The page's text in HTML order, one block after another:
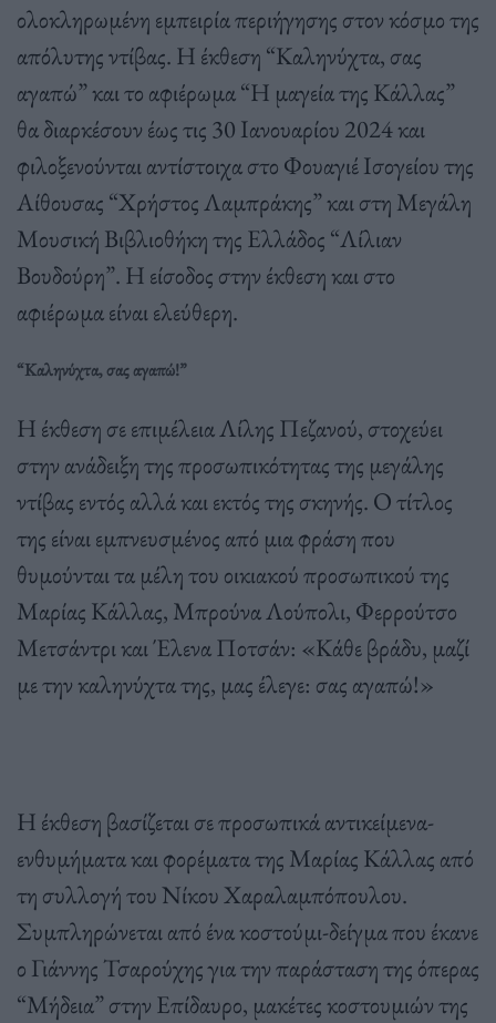
ολοκληρωμένη εμπειρία περιήγησης στον κόσμο της
απόλυτης ντίβας. Η έκθεση “Καληνύχτα, σας
αγαπώ” και το αφιέρωμα “Η μαγεία της Κάλλας”
θα διαρκέσουν έως τις 30 Ιανουαρίου 2024 και
φιλοξενούνται αντίστοιχα στο Φουαγιέ Ισογείου της
Αίθουσας “Χρήστος Λαμπράκης” και στη Μεγάλη
Μουσική Βιβλιοθήκη της Ελλάδος “Λίλιαν
Βουδούρη”. Η είσοδος στην έκθεση και στο
αφιέρωμα είναι ελεύθερη.
“Καληνύχτα, σας αγαπώ!”
Η έκθεση σε επιμέλεια Λίλης Πεζανού, στοχεύει
στην ανάδειξη της προσωπικότητας της μεγάλης
ντίβας εντός αλλά και εκτός της σκηνής. Ο τίτλος
της είναι εμπνευσμένος από μια φράση που
θυμούνται τα μέλη του οικιακού προσωπικού της
Μαρίας Κάλλας, Μπρούνα Λούπολι, Φερρούτσο
Μετσάντρι και Έλενα Ποτσάν: «Κάθε βράδυ, μαζί
με την καληνύχτα της, μας έλεγε: σας αγαπώ!»
Η έκθεση βασίζεται σε προσωπικά αντικείμενα-
ενθυμήματα και φορέματα της Μαρίας Κάλλας από
τη συλλογή του Νίκου Χαραλαμπόπουλου.
Συμπληρώνεται από ένα κοστούμι-δείγμα που έκανε
ο Γιάννης Τσαρούχης για την παράσταση της όπερας
“Μήδεια” στην Επίδαυρο, μακέτες κοστουμιών της